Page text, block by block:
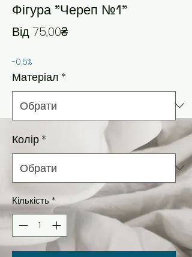
Фігура "Череп №1"
Від75,00₴За розпродажем
-0,5%
Матеріал *
Колір *
Кількість*